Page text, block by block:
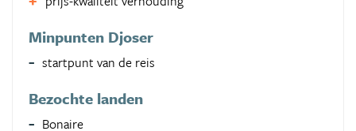
Minpunten Djoser
startpunt van de reis
Bezochte landen
Bonaire